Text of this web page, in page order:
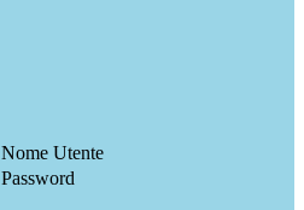
Nome Utente
Password